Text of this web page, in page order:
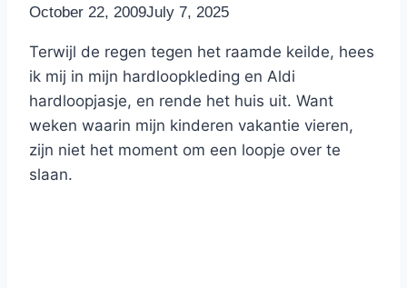
ByNicole
October 22, 2009July 7, 2025
Terwijl de regen tegen het raamde keilde, hees
ik mij in mijn hardloopkleding en Aldi
hardloopjasje, en rende het huis uit. Want
weken waarin mijn kinderen vakantie vieren,
zijn niet het moment om een loopje over te
slaan.